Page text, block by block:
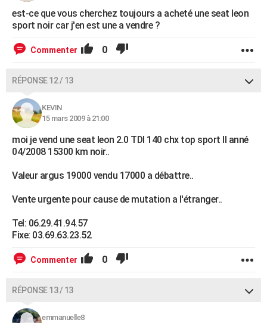
est-ce que vous cherchez toujours a acheté une seat leon
sport noir car j'en est une a vendre ?
Commenter 0
RÉPONSE 12 / 13
KEVIN
15 mars 2009 à 21:00
moi je vend une seat leon 2.0 TDI 140 chx top sport ll anné
04/2008 15300 km noir..
Valeur argus 19000 vendu 17000 a débattre..
Vente urgente pour cause de mutation a l'étranger..
Tel: 06.29.41.94.57
Fixe: 03.69.63.23.52
Commenter 0
RÉPONSE 13 / 13
emmanuelle8